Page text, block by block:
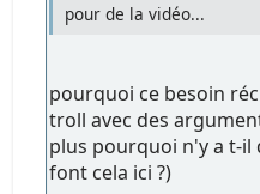
pour de la vidéo...
pourquoi ce besoin
troll avec des
plus pourquoi n'y a t-il
font cela ici ?)